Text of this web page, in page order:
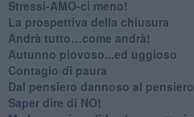
​Stressi-AMO-ci meno!
​La prospettiva della chiusura
​Andrà tutto…come andrà!
Autunno piovoso...ed uggioso
​Contagio di paura
​Dal pensiero dannoso al
​Saper dire di NO!